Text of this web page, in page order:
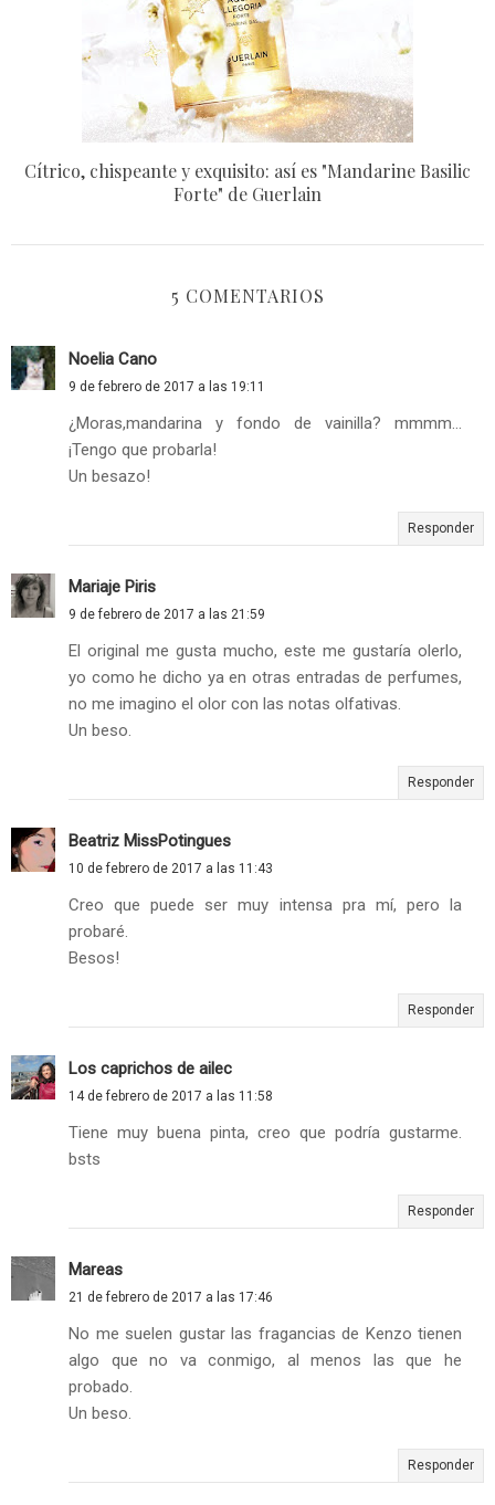
Cítrico, chispeante y exquisito: así es "Mandarine Basilic
Forte" de Guerlain
5 COMENTARIOS
Noelia Cano
9 de febrero de 2017 a las 19:11
¿Moras,mandarina y fondo de vainilla? mmmm...
¡Tengo que probarla!
Un besazo!
Responder
Mariaje Piris
9 de febrero de 2017 a las 21:59
El original me gusta mucho, este me gustaría olerlo,
yo como he dicho ya en otras entradas de perfumes,
no me imagino el olor con las notas olfativas.
Un beso.
Responder
Beatriz MissPotingues
10 de febrero de 2017 a las 11:43
Creo que puede ser muy intensa pra mí, pero la
probaré.
Besos!
Responder
Los caprichos de ailec
14 de febrero de 2017 a las 11:58
Tiene muy buena pinta, creo que podría gustarme.
bsts
Responder
Mareas
21 de febrero de 2017 a las 17:46
No me suelen gustar las fragancias de Kenzo tienen
algo que no va conmigo, al menos las que he
probado.
Un beso.
Responder